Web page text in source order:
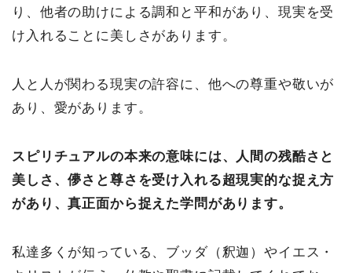
り、他者の助けによる調和と平和があり、現実を受
け入れることに美しさがあります。
人と人が関わる現実の許容に、他への尊重や敬いが
あり、愛があります。
スピリチュアルの本来の意味には、人間の残酷さと
美しさ、儚さと尊さを受け入れる超現実的な捉え方
があり、真正面から捉えた学問があります。
私達多くが知っている、ブッダ（釈迦）やイエス・